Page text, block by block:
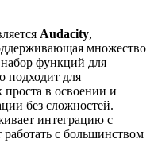
Audacity,
множество
функций для
подходит для
проста в освоении и
без сложностей.
интеграцию с
с большинством